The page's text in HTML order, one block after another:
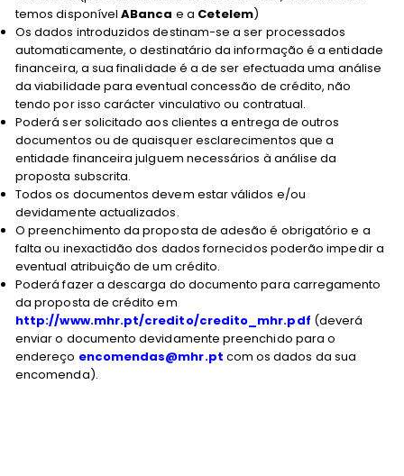
temos disponívelABanca e a Cetelem)
Os dados introduzidos destinam-se a ser processados
automaticamente, o destinatário da informação é a entidade
financeira, a sua finalidade é a de ser efectuada uma análise
da viabilidade para eventual concessão de crédito, não
tendo por isso carácter vinculativo ou contratual.
Poderá ser solicitado aos clientes a entrega de outros
documentos ou de quaisquer esclarecimentos que a
entidade financeira julguem necessários à análise da
proposta subscrita.
Todos os documentos devem estar válidos e/ou
devidamente actualizados.
O preenchimento da proposta de adesão é obrigatório e a
falta ou inexactidão dos dados fornecidos poderão impedir a
eventual atribuição de um crédito.
Poderá fazer a descarga do documento para carregamento
da proposta de crédito em
http://www.mhr.pt/credito/credito_mhr.pdf (deverá
enviar o documento devidamente preenchido para o
endereço encomendas@mhr.pt com os dados da sua
encomenda).